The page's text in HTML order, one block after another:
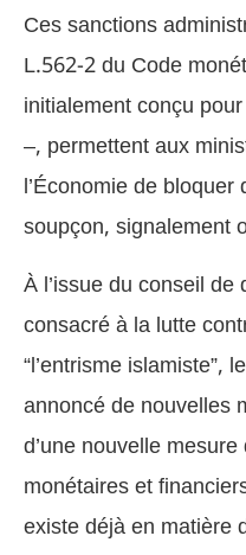
Ces sanctions
L.562-2 du Code
initialement conçu
–, permettent aux
l’Économie de
soupçon, signalement
À l’issue du conseil
consacré à la lutte
“l’entrisme islamiste”,
annoncé de nouvelles
d’une nouvelle
monétaires et
existe déjà en matière